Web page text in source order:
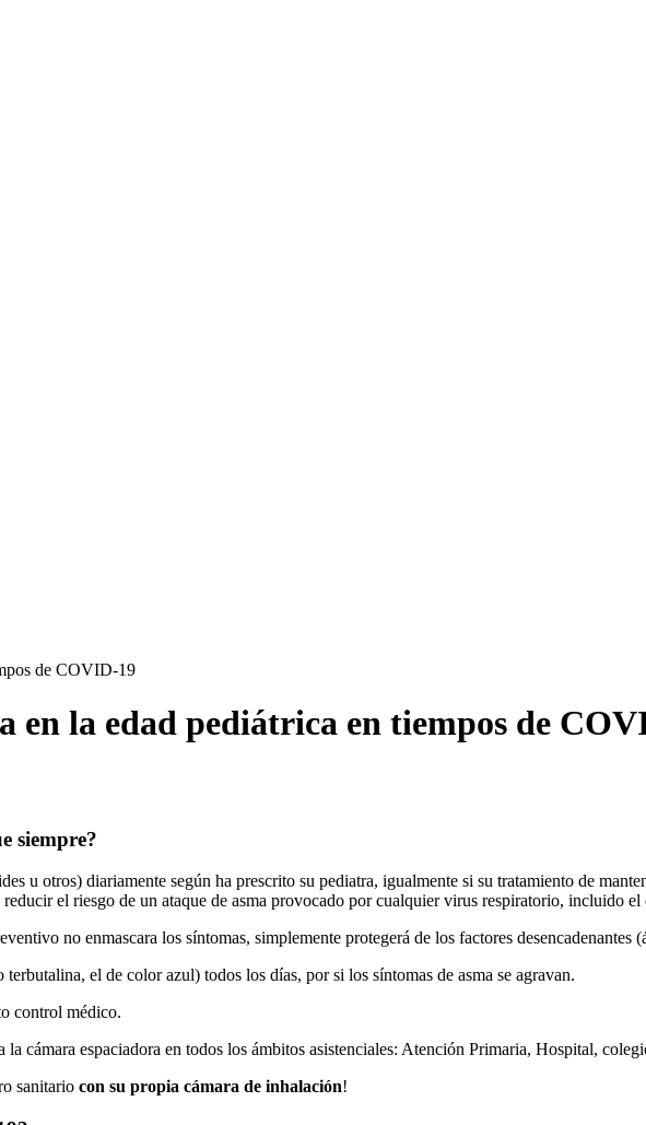
de COVID-19
en la edad pediátrica en tiempos de
siempre?
u otros) diariamente según ha prescrito su pediatra, igualmente si su tratamiento de
el riesgo de un ataque de asma provocado por cualquier virus respiratorio, incluido el
no enmascara los síntomas, simplemente protegerá de los factores desencadenantes
el de color azul) todos los días, por si los síntomas de asma se agravan.
control médico.
cámara espaciadora en todos los ámbitos asistenciales: Atención Primaria, Hospital,
sanitario con su propia cámara de inhalación!